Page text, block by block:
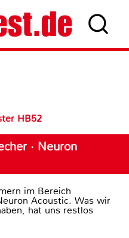
HB52
· Neuron
im Bereich
Acoustic. Was wir
hat uns restlos